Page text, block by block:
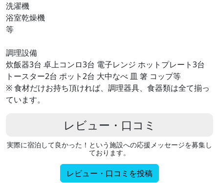
洗濯機
浴室乾燥機
等
調理設備
炊飯器3台 卓上コンロ3台 電子レンジ ホットプレート3台
トースター2台 ポット2台 大中なべ 皿 箸 コップ等
※ 食材だけお持ち頂ければ、調理器具、食器類は全て揃っ
ています。
レビュー・口コミ
実際に宿泊して良かった！という施設への応援メッセージを募集し
ております。
レビュー・口コミを投稿